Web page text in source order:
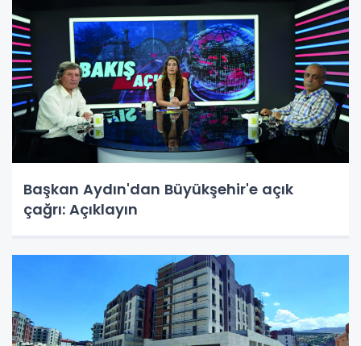
Başkan Aydın'dan Büyükşehir'e açık
çağrı: Açıklayın